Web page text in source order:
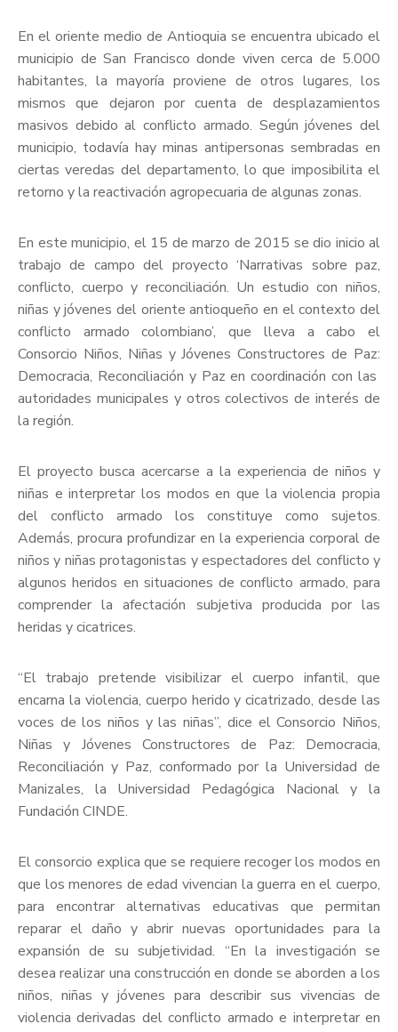
En el oriente medio de Antioquia se encuentra ubicado el
municipio de San Francisco donde viven cerca de 5.000
habitantes, la mayoría proviene de otros lugares, los
mismos que dejaron por cuenta de desplazamientos
masivos debido al conflicto armado. Según jóvenes del
municipio, todavía hay minas antipersonas sembradas en
ciertas veredas del departamento, lo que imposibilita el
retorno y la reactivación agropecuaria de algunas zonas.
En este municipio, el 15 de marzo de 2015 se dio inicio al
trabajo de campo del proyecto ‘Narrativas sobre paz,
conflicto, cuerpo y reconciliación. Un estudio con niños,
niñas y jóvenes del oriente antioqueño en el contexto del
conflicto armado colombiano’, que lleva a cabo el
Consorcio Niños, Niñas y Jóvenes Constructores de Paz:
Democracia, Reconciliación y Paz en coordinación con las
autoridades municipales y otros colectivos de interés de
la región.
El proyecto busca acercarse a la experiencia de niños y
niñas e interpretar los modos en que la violencia propia
del conflicto armado los constituye como sujetos.
Además, procura profundizar en la experiencia corporal de
niños y niñas protagonistas y espectadores del conflicto y
algunos heridos en situaciones de conflicto armado, para
comprender la afectación subjetiva producida por las
heridas y cicatrices.
“El trabajo pretende visibilizar el cuerpo infantil, que
encarna la violencia, cuerpo herido y cicatrizado, desde las
voces de los niños y las niñas”, dice el Consorcio Niños,
Niñas y Jóvenes Constructores de Paz: Democracia,
Reconciliación y Paz, conformado por la Universidad de
Manizales, la Universidad Pedagógica Nacional y la
Fundación CINDE.
El consorcio explica que se requiere recoger los modos en
que los menores de edad vivencian la guerra en el cuerpo,
para encontrar alternativas educativas que permitan
reparar el daño y abrir nuevas oportunidades para la
expansión de su subjetividad. “En la investigación se
desea realizar una construcción en donde se aborden a los
niños, niñas y jóvenes para describir sus vivencias de
violencia derivadas del conflicto armado e interpretar en